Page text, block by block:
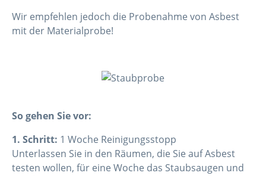
Wir empfehlen jedoch die Probenahme von Asbest
mit der Materialprobe!
So gehen Sie vor:
1. Schritt: 1 Woche Reinigungsstopp
Unterlassen Sie in den Räumen, die Sie auf Asbest
testen wollen, für eine Woche das Staubsaugen und